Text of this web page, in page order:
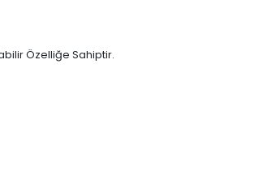
Özelliğe Sahiptir.